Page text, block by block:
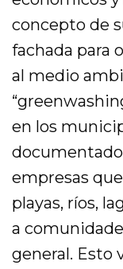
concepto de
fachada para
al medio
en los
empresas
playas, ríos,
a
general. Esto